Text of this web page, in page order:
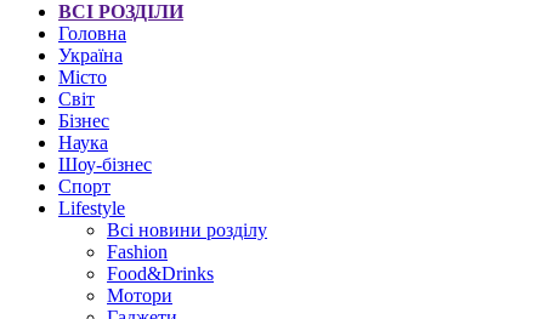
ВСІ РОЗДІЛИ
Головна
Україна
Місто
Світ
Бізнес
Наука
Шоу-бізнес
Спорт
Lifestyle
Всі новини розділу
Fashion
Food&Drinks
Мотори